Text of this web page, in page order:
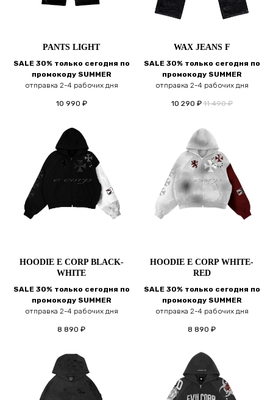
PANTS LIGHT
SALE 30% только сегодня по
промокоду SUMMER
отправка 2-4 рабочих дня
10 990 ₽
WAX JEANS F
SALE 30% только сегодня по
промокоду SUMMER
отправка 2-4 рабочих дня
10 290 ₽ 11 490 ₽
HOODIE E CORP BLACK-
WHITE
SALE 30% только сегодня по
промокоду SUMMER
отправка 2-4 рабочих дня
8 890 ₽
HOODIE E CORP WHITE-
RED
SALE 30% только сегодня по
промокоду SUMMER
отправка 2-4 рабочих дня
8 890 ₽